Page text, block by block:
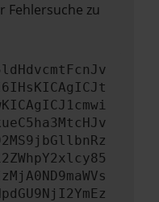
Fehlersuche zu